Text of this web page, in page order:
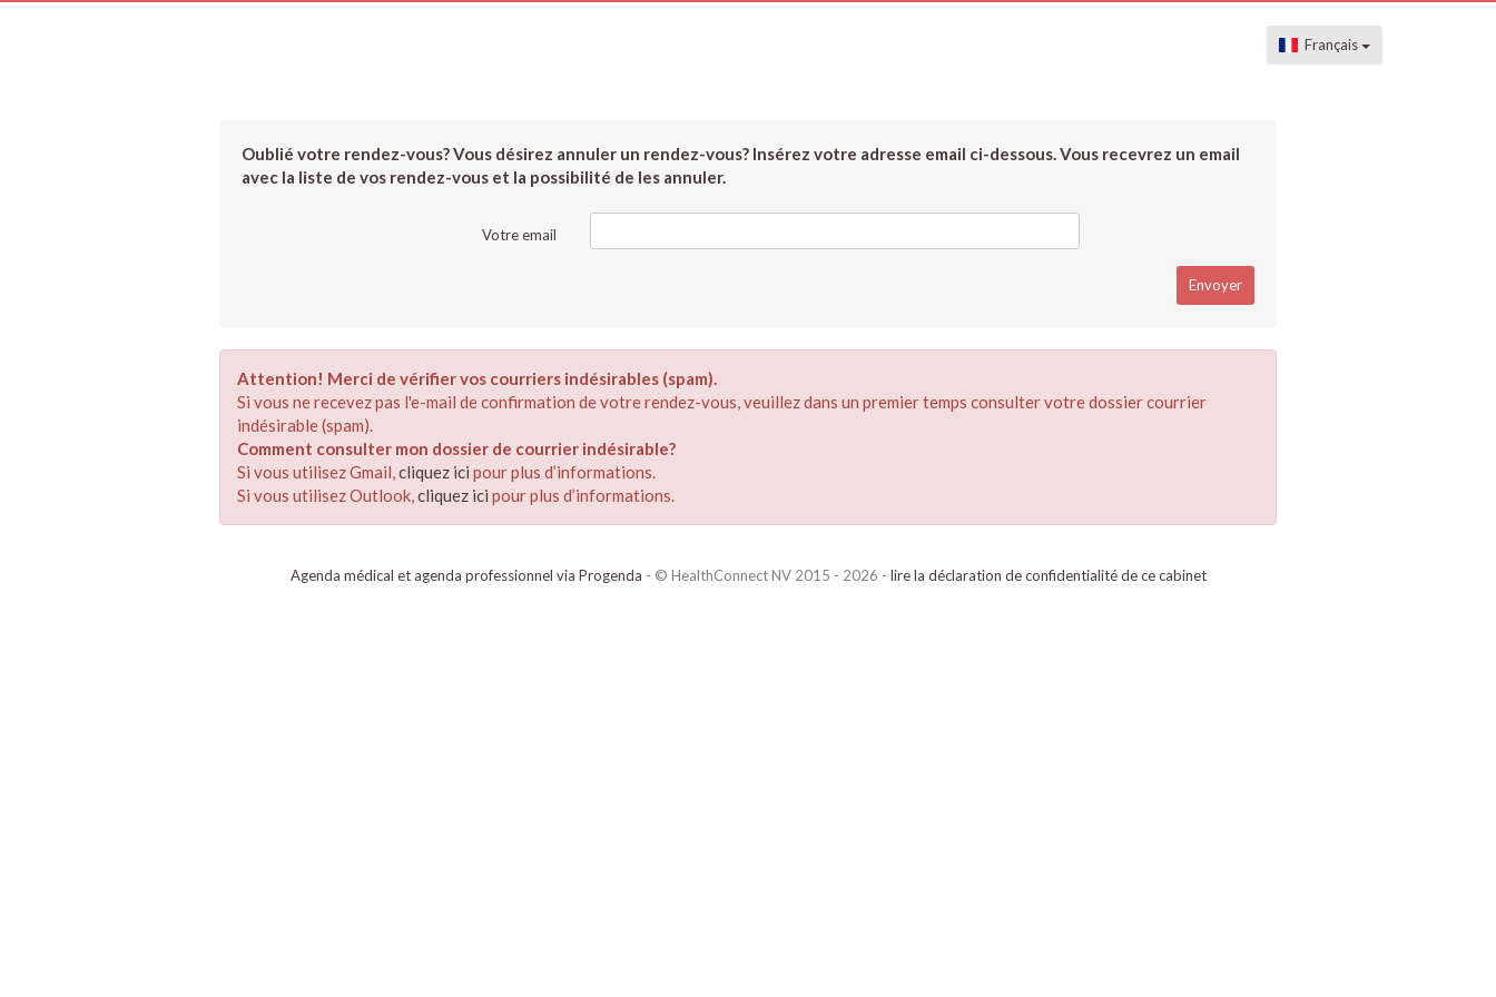
Français
Oublié votre rendez-vous? Vous désirez annuler un rendez-vous? Insérez votre adresse email ci-dessous. Vous recevrez un email
avec la liste de vos rendez-vous et la possibilité de les annuler.
Votre email
Attention! Merci de vérifier vos courriers indésirables (spam).
Si vous ne recevez pas l'e-mail de confirmation de votre rendez-vous, veuillez dans un premier temps consulter votre dossier courrier
indésirable (spam).
Comment consulter mon dossier de courrier indésirable?
Si vous utilisez Gmail,cliquez ici pour plus d’informations.
Si vous utilisez Outlook,cliquez ici pour plus d’informations.
Agenda médical et agenda professionnel via Progenda - © HealthConnect NV 2015 - 2026 - lire la déclaration de confidentialité de ce cabinet